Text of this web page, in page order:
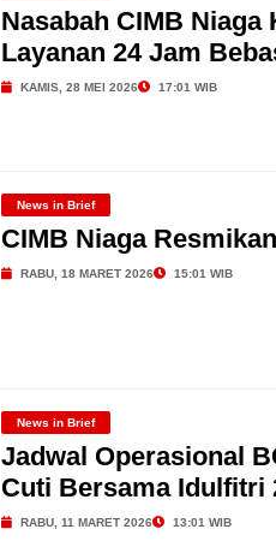
Nasabah CIMB
Layanan 24 Jam
KAMIS, 28 MEI 2026 17:01 WIB
News in Brief
CIMB Niaga
RABU, 18 MARET 2026 15:01 WIB
News in Brief
Jadwal Operasional
Cuti Bersama Idulfitri
RABU, 11 MARET 2026 13:01 WIB